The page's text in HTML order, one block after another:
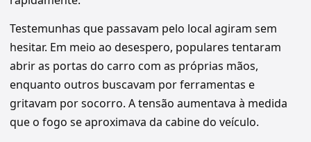
Testemunhas que passavam pelo local agiram sem
hesitar. Em meio ao desespero, populares tentaram
abrir as portas do carro com as próprias mãos,
enquanto outros buscavam por ferramentas e
gritavam por socorro. A tensão aumentava à medida
que o fogo se aproximava da cabine do veículo.